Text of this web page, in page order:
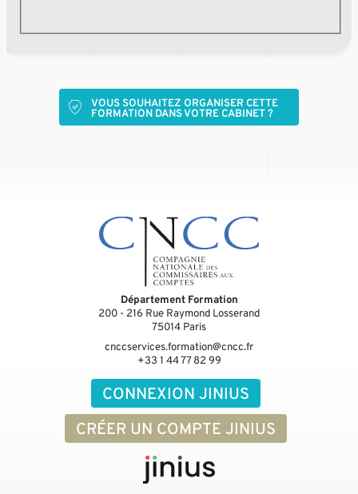
VOUS SOUHAITEZ ORGANISER CETTE
FORMATION DANS VOTRE CABINET ?
CONNEXION JINIUS
CRÉER UN COMPTE JINIUS
Département Formation
200 - 216 Rue Raymond Losserand
75014 Paris
cnccservices.formation@cncc.fr
+33 1 44 77 82 99